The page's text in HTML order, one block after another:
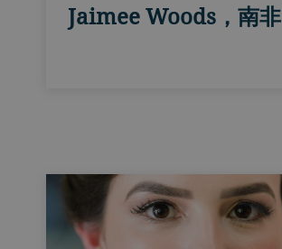
Jaimee Woods，南非